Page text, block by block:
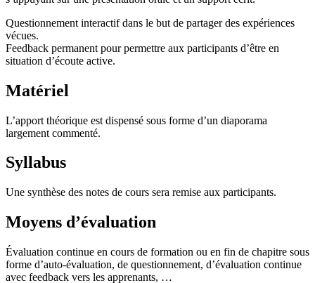
Questionnement interactif dans le but de partager des expériences
vécues.
Feedback permanent pour permettre aux participants d’être en
situation d’écoute active.
Matériel
L’apport théorique est dispensé sous forme d’un diaporama
largement commenté.
Syllabus
Une synthèse des notes de cours sera remise aux participants.
Moyens d’évaluation
Évaluation continue en cours de formation ou en fin de chapitre sous
forme d’auto-évaluation, de questionnement, d’évaluation continue
avec feedback vers les apprenants, …